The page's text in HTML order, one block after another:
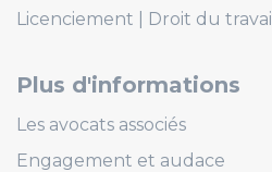
Licenciement
Droit du travail
Plus d'informations
Les avocats associés
Engagement et audace